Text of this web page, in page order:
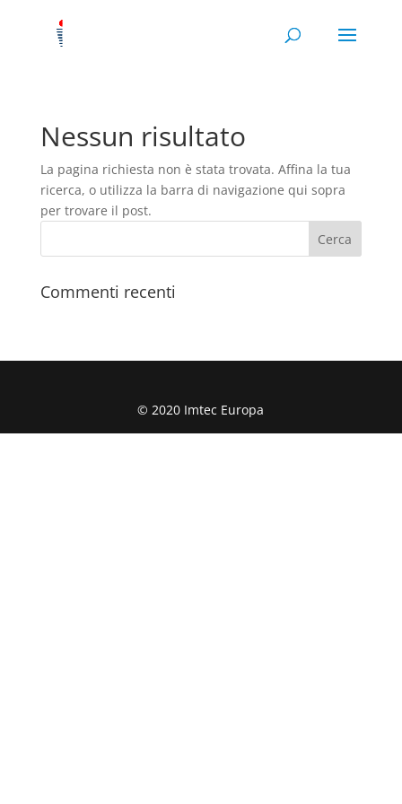
Nessun risultato
La pagina richiesta non è stata trovata. Affina la tua
ricerca, o utilizza la barra di navigazione qui sopra
per trovare il post.
Commenti recenti
© 2020 Imtec Europa